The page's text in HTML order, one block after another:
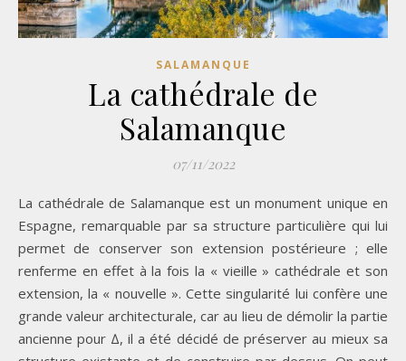
SALAMANQUE
La cathédrale de
Salamanque
07/11/2022
La cathédrale de Salamanque est un monument unique en
Espagne, remarquable par sa structure particulière qui lui
permet de conserver son extension postérieure ; elle
renferme en effet à la fois la « vieille » cathédrale et son
extension, la « nouvelle ». Cette singularité lui confère une
grande valeur architecturale, car au lieu de démolir la partie
ancienne pour ∆, il a été décidé de préserver au mieux sa